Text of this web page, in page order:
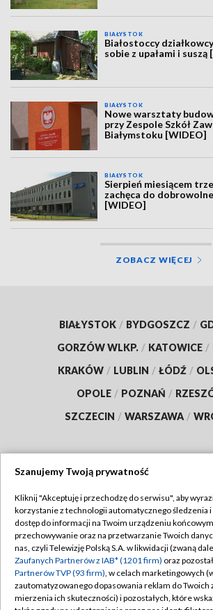
BIAŁYSTOK
Białostoccy
sobie z upałami i suszą
BIAŁYSTOK
Nowe warsztaty
przy Zespole Szkół
Białymstoku [WIDEO]
BIAŁYSTOK
Sierpień miesiącem
zachęca do
[WIDEO]
ZOBACZ WIĘCEJ
BIAŁYSTOK / BYDGOSZCZ /
GORZÓW WLKP. / KATOWICE /
KRAKÓW / LUBLIN / ŁÓDŹ /
OPOLE / POZNAŃ /
SZCZECIN / WARSZAWA /
TVP
Abonament TVP
Emisja w TVP
Centrum informacji TVP
Naziemna Telewizja Cyfrowa
Regulamin TVP
Polityka prywatności
Moje zgody
Pomoc
Szanujemy Twoją prywatność
Kliknij "Akceptuję i przechodzę do serwisu", aby
korzystanie z technologii automatycznego śledzenia i
dostęp do informacji na Twoim urządzeniu
przechowywanie oraz na przetwarzanie Twoich
nas, czyli Telewizję Polską S.A. w likwidacji (zwaną
Zaufanych Partnerów z IAB* (1201 firm) oraz
Partnerów TVP (93 firm), w celach marketingowych
zautomatyzowanego dopasowania reklam do Twoich
mierzenia ich skuteczności) i pozostałych, które